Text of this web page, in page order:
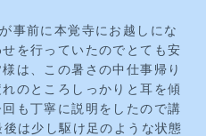
事前に本覚寺にお越しにな
を行っていたのでとても安
は、この暑さの中仕事帰り
のところしっかりと耳を傾
も丁寧に説明をしたので講
は少し駆け足のような状態